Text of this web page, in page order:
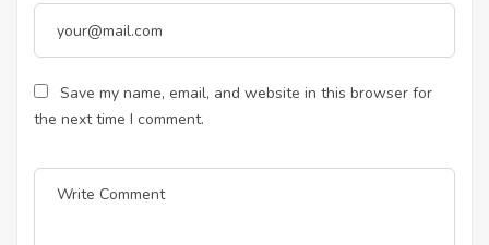
Save my name, email, and website in this browser for
the next time I comment.